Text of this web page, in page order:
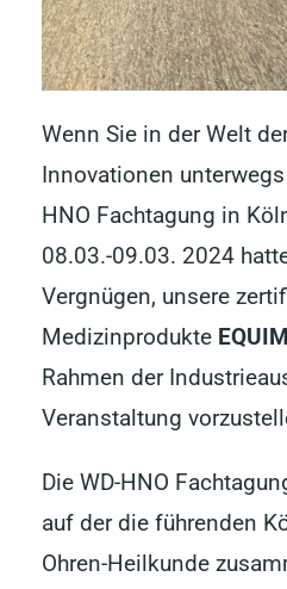
Wenn Sie in der Welt
Innovationen
HNO Fachtagung in
08.03.-09.03. 2024
Vergnügen, unsere
Medizinprodukte
Rahmen der
Veranstaltung
Die WD-HNO
auf der die führenden
Ohren-Heilkunde